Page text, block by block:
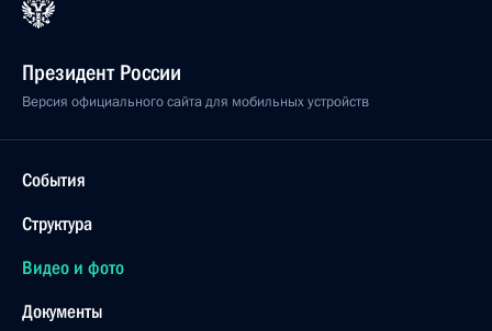
Президент России
Версия официального сайта для мобильных устройств
События
Структура
Видео и фото
Документы